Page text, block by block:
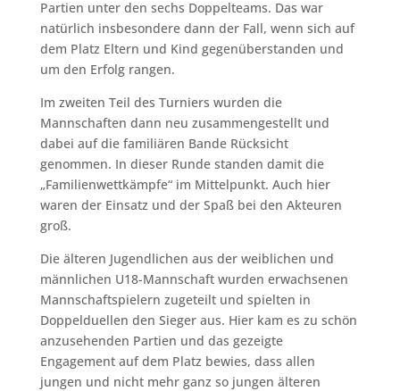
Partien unter den sechs Doppelteams. Das war
natürlich insbesondere dann der Fall, wenn sich auf
dem Platz Eltern und Kind gegenüberstanden und
um den Erfolg rangen.
Im zweiten Teil des Turniers wurden die
Mannschaften dann neu zusammengestellt und
dabei auf die familiären Bande Rücksicht
genommen. In dieser Runde standen damit die
„Familienwettkämpfe“ im Mittelpunkt. Auch hier
waren der Einsatz und der Spaß bei den Akteuren
groß.
Die älteren Jugendlichen aus der weiblichen und
männlichen U18-Mannschaft wurden erwachsenen
Mannschaftspielern zugeteilt und spielten in
Doppelduellen den Sieger aus. Hier kam es zu schön
anzusehenden Partien und das gezeigte
Engagement auf dem Platz bewies, dass allen
jungen und nicht mehr ganz so jungen älteren